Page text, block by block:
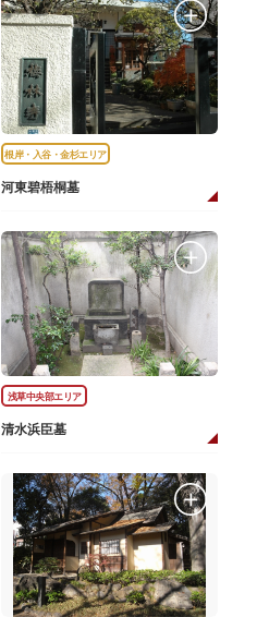
根岸・入谷・金杉エリア
河東碧梧桐墓
浅草中央部エリア
清水浜臣墓